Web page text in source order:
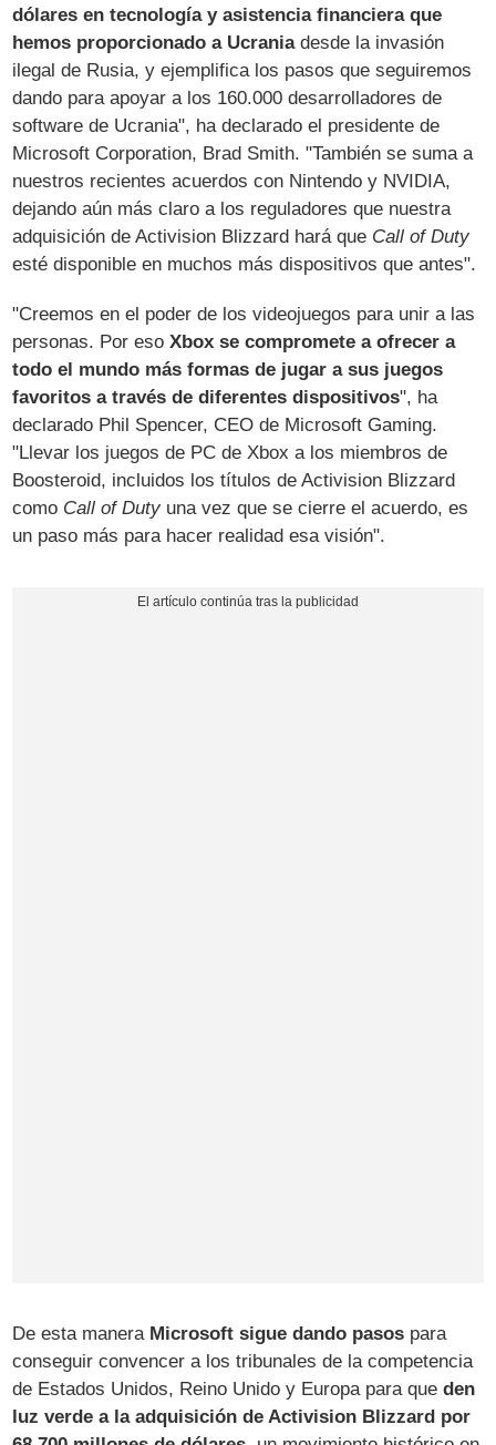
dólares en tecnología y asistencia financiera que
hemos proporcionado a Ucraniadesde la invasión
ilegal de Rusia, y ejemplifica los pasos que seguiremos
dando para apoyar a los 160.000 desarrolladores de
software de Ucrania", ha declarado el presidente de
Microsoft Corporation, Brad Smith. "También se suma a
nuestros recientes acuerdos con Nintendo y NVIDIA,
dejando aún más claro a los reguladores que nuestra
adquisición de Activision Blizzard hará que Call of Duty
esté disponible en muchos más dispositivos que antes".
"Creemos en el poder de los videojuegos para unir a las
personas. Por esoXbox se compromete a ofrecer a
todo el mundo más formas de jugar a sus juegos
favoritos a través de diferentes dispositivos", ha
declarado Phil Spencer, CEO de Microsoft Gaming.
"Llevar los juegos de PC de Xbox a los miembros de
Boosteroid, incluidos los títulos de Activision Blizzard
como Call of Duty una vez que se cierre el acuerdo, es
un paso más para hacer realidad esa visión".
De esta manera Microsoft sigue dando pasos para
conseguir convencer a los tribunales de la competencia
de Estados Unidos, Reino Unido y Europa para queden
luz verde a la adquisición de Activision Blizzard por